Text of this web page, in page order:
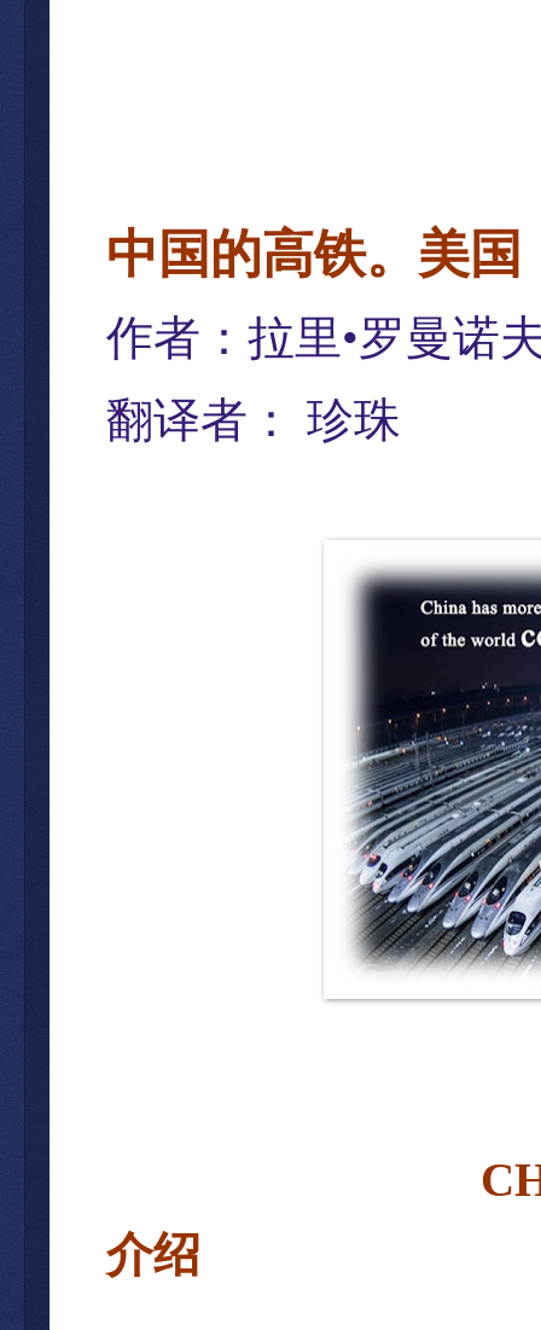
中国的高铁。美国
作者：拉里•罗曼诺
翻译者： 珍珠
介绍